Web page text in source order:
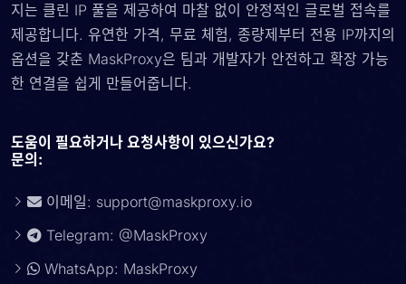
지는 클린 IP 풀을 제공하여 마찰 없이 안정적인 글로벌 접속를
제공합니다. 유연한 가격, 무료 체험, 종량제부터 전용 IP까지의
옵션을 갖춘 MaskProxy은 팀과 개발자가 안전하고 확장 가능
한 연결을 쉽게 만들어줍니다.
도움이 필요하거나 요청사항이 있으신가요?
문의:
이메일: support@maskproxy.io
Telegram: @MaskProxy
WhatsApp: MaskProxy